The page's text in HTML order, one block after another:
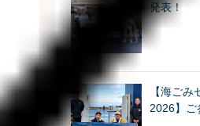
発表！
【海ごみ
2026】ご